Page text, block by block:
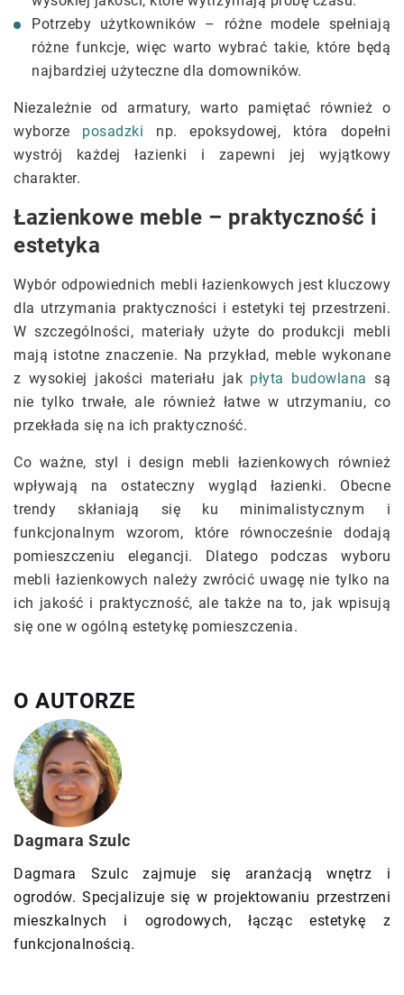
Potrzeby użytkowników – różne modele spełniają
różne funkcje, więc warto wybrać takie, które będą
najbardziej użyteczne dla domowników.
Niezależnie od armatury, warto pamiętać również o
wyborze posadzki np. epoksydowej, która dopełni
wystrój każdej łazienki i zapewni jej wyjątkowy
charakter.
Łazienkowe meble – praktyczność i
estetyka
Wybór odpowiednich mebli łazienkowych jest kluczowy
dla utrzymania praktyczności i estetyki tej przestrzeni.
W szczególności, materiały użyte do produkcji mebli
mają istotne znaczenie. Na przykład, meble wykonane
z wysokiej jakości materiału jak płyta budowlana są
nie tylko trwałe, ale również łatwe w utrzymaniu, co
przekłada się na ich praktyczność.
Co ważne, styl i design mebli łazienkowych również
wpływają na ostateczny wygląd łazienki. Obecne
trendy skłaniają się ku minimalistycznym i
funkcjonalnym wzorom, które równocześnie dodają
pomieszczeniu elegancji. Dlatego podczas wyboru
mebli łazienkowych należy zwrócić uwagę nie tylko na
ich jakość i praktyczność, ale także na to, jak wpisują
się one w ogólną estetykę pomieszczenia.
O AUTORZE
Dagmara Szulc
Dagmara Szulc zajmuje się aranżacją wnętrz i
ogrodów. Specjalizuje się w projektowaniu przestrzeni
mieszkalnych i ogrodowych, łącząc estetykę z
funkcjonalnością.